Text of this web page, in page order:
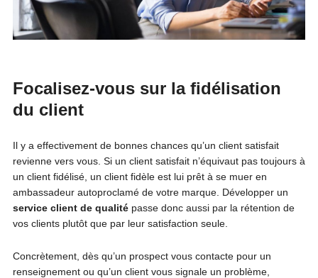
Focalisez-vous sur la fidélisation
du client
Il y a effectivement de bonnes chances qu’un client satisfait
revienne vers vous. Si un client satisfait n’équivaut pas toujours à
un client fidélisé, un client fidèle est lui prêt à se muer en
ambassadeur autoproclamé de votre marque. Développer un
service client de qualitépasse donc aussi par la rétention de
vos clients plutôt que par leur satisfaction seule.
Concrètement, dès qu’un prospect vous contacte pour un
renseignement ou qu’un client vous signale un problème,